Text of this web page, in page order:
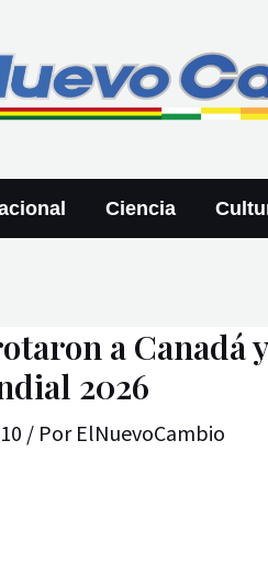
Ciencia
a Canadá
2026
/ Por ElNuevoCambio